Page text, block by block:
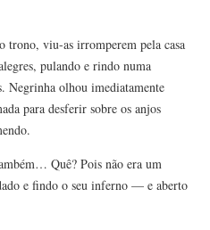
trono, viu-as irromperem pela casa
pulando e rindo numa
Negrinha olhou imediatamente
para desferir sobre os anjos
Quê? Pois não era um
e findo o seu inferno — e aberto